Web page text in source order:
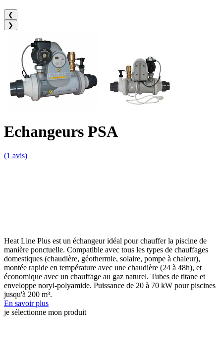
❮
❯
Echangeurs PSA
(1 avis)
Heat Line Plus est un échangeur idéal pour chauffer la piscine de
manière ponctuelle. Compatible avec tous les types de chauffages
domestiques (chaudière, géothermie, solaire, pompe à chaleur),
montée rapide en température avec une chaudière (24 à 48h), et
économique avec un chauffage au gaz naturel. Tubes de titane et
enveloppe noryl-polyamide. Puissance de 20 à 70 kW pour piscines
jusqu'à 200 m³.
En savoir plus
je sélectionne mon produit